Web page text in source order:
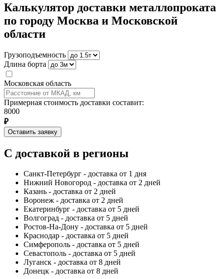
Калькулятор доставки металлопроката
по городу Москва и Московской
области
Грузоподъемность
Длина борта
Московская область
Примерная стоимость доставки составит:
8000
₽
Оставить заявку
С доставкой в регионы
Санкт-Петербург - доставка от 1 дня
Нижний Новогород - доставка от 2 дней
Казань - доставка от 2 дней
Воронеж - доставка от 2 дней
Екатеринбург - доставка от 5 дней
Волгоград - доставка от 5 дней
Ростов-На-Дону - доставка от 5 дней
Краснодар - доставка от 5 дней
Симферополь - доставка от 5 дней
Севастополь - доставка от 5 дней
Луганск - доставка от 8 дней
Донецк - доставка от 8 дней